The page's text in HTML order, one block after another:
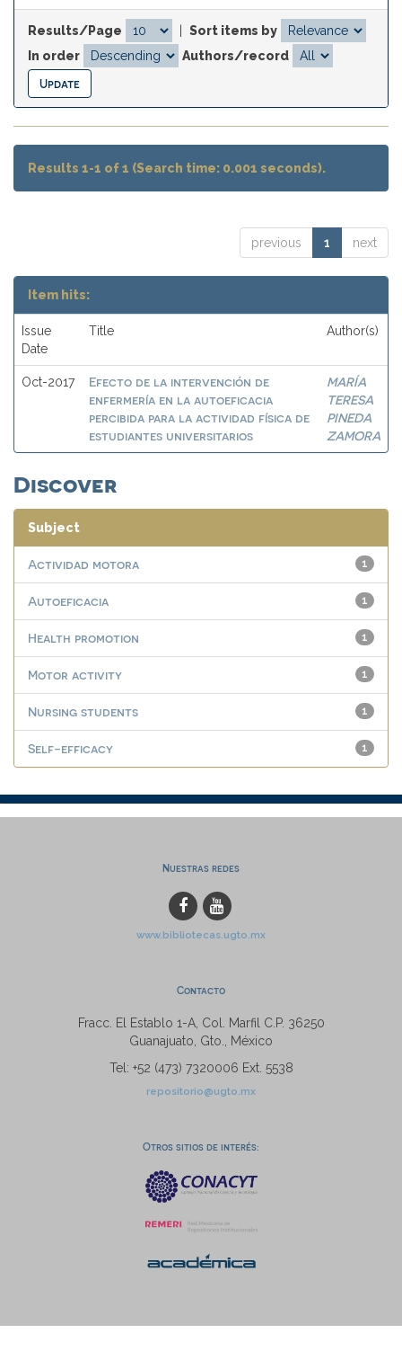
Results/Page
Sort items by
In order
Authors/record
Results 1-1 of 1 (Search time: 0.001 seconds).
previous 1 next
Item hits:
Issue
Date
Title Author(s)
Oct-2017
Efecto de la intervención de
enfermería en la autoeficacia
percibida para la actividad física de
estudiantes universitarios
MARÍA
TERESA
PINEDA
ZAMORA
Discover
Subject
1
Actividad motora
1
Autoeficacia
1
Health promotion
1
Motor activity
1
Nursing students
1
Self-efficacy
Nuestras redes
www.bibliotecas.ugto.mx
Contacto
Fracc. El Establo 1-A, Col. Marfil C.P. 36250
Guanajuato, Gto., México
Tel: +52 (473) 7320006 Ext. 5538
repositorio@ugto.mx
Otros sitios de interés: